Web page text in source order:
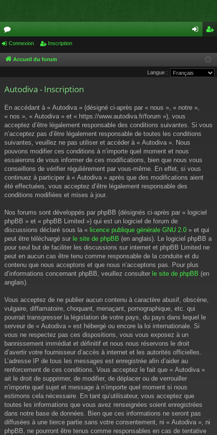
or
u
s
cri
pti
Connexion Inscription
Accueil du forum
Langue :
Autodiva - Inscription
En accédant à « Autodiva » (désigné ci-après par « nous », « notre »,
« nos », « Autodiva » et « https://www.autodiva.fr/forum »), vous
acceptez d’être légalement responsable des conditions suivantes. Si vous
n’acceptez pas d’être légalement responsable de toutes les conditions
suivantes, veuillez ne pas utiliser et accéder à « Autodiva ». Nous
pouvons modifier ces conditions à n’importe quel moment et nous
essaierons de vous informer de ces modifications, bien que nous vous
conseillons de vérifier régulièrement par vous-même. En effet, si vous
continuez à participer à « Autodiva » après que des modifications aient
été effectuées, vous acceptez d’être légalement responsable des
conditions modifiées et mises à jour.
Nos forums sont développés par phpBB (désignés ci-après par « logiciel
phpBB » et « phpBB Limited ») qui est un logiciel de forum de
discussions déclaré sous la « licence publique générale GNU 2.0 » et qui
peut être téléchargé sur le site de phpBB (en anglais). Le logiciel phpBB a
pour seul but de faciliter les discussions sur internet et phpBB Limited ne
peut en aucun cas être tenu comme responsable de la conduite et du
contenu que nous acceptons et que nous n’acceptons pas. Pour plus
d’informations concernant phpBB, veuillez consulter le site de phpBB (en
anglais).
Vous acceptez de ne publier aucun contenu à caractère abusif, obscène,
vulgaire, diffamatoire, choquant, menaçant, pornographique, etc. qui
pourrait transgresser la législation de votre pays, du pays dans lequel le
serveur de « Autodiva » est hébergé ou encore la loi internationale. Si
vous ne respectez pas ces dispositions, vous vous exposez à un
bannissement immédiat et définitif et nous nous réservons le droit
d’avertir votre fournisseur d’accès à internet et les autorités officielles.
L’adresse IP de tous les messages est enregistrée afin d’aider au
renforcement de ces conditions. Vous acceptez le fait que « Autodiva »
ait le droit de supprimer, de modifier, de déplacer ou de verrouiller
n’importe quel sujet et message à n’importe quel moment si nous
estimons cela nécessaire. En tant qu’utilisateur, vous acceptez que
toutes les informations que vous avez renseignées soient enregistrées
dans notre base de données. Bien que ces informations ne seront pas
diffusées à une tierce partie sans votre consentement, ni « Autodiva », ni
phpBB, ne pourront être tenus comme responsables en cas de tentative